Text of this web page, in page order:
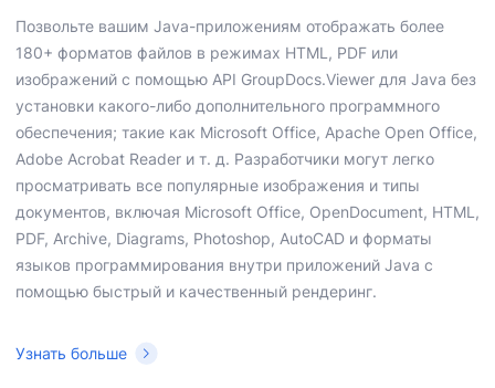
Позвольте вашим Java-приложениям отображать более
180+ форматов файлов в режимах HTML, PDF или
изображений с помощью API GroupDocs.Viewer для Java без
установки какого-либо дополнительного программного
обеспечения; такие как Microsoft Office, Apache Open Office,
Adobe Acrobat Reader и т. д. Разработчики могут легко
просматривать все популярные изображения и типы
документов, включая Microsoft Office, OpenDocument, HTML,
PDF, Archive, Diagrams, Photoshop, AutoCAD и форматы
языков программирования внутри приложений Java с
помощью быстрый и качественный рендеринг.
Узнать больше